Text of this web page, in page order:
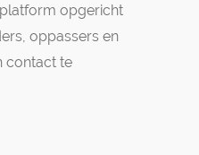
opgericht
oppassers en
contact te